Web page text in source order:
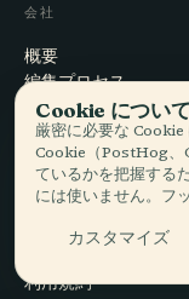
会社
概要
編集プロセス
ミッション
利用規約
Cookie につい
厳密に必要な
Cookie（PostHog、
ているかを把握する
には使いません。フ
カスタマイズ